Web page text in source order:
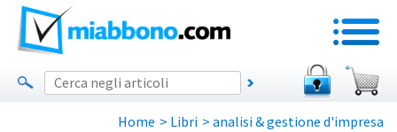
Home > Libri > analisi & gestione d'impresa